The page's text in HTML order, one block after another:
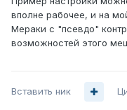
вполне рабочее, и на
Мераки с "псевдо"
возможностей этого
Вставить ник